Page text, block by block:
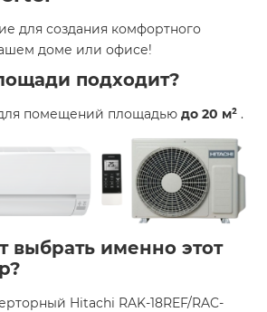
для создания комфортного
доме или офисе!​
подходит?
помещений площадью до 20 м² .​
выбрать именно этот
Hitachi RAK-18REF/RAC-